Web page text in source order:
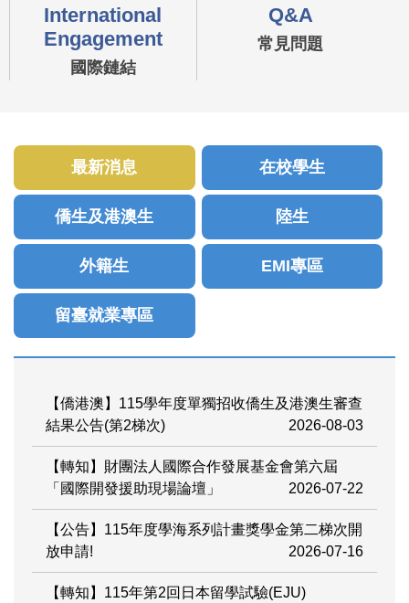
International
Engagement
國際鏈結
Q&A
常見問題
最新消息 在校學生
僑生及港澳生 陸生
外籍生 EMI專區
留臺就業專區
【僑港澳】115學年度單獨招收僑生及港澳生審查
結果公告(第2梯次)
2026-08-03
【轉知】財團法人國際合作發展基金會第六屆
「國際開發援助現場論壇」
2026-07-22
【公告】115年度學海系列計畫獎學金第二梯次開
放申請!
2026-07-16
【轉知】115年第2回日本留學試驗(EJU)